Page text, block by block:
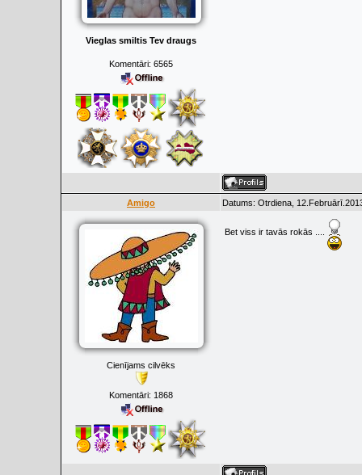
Vieglas smiltis Tev draugs
Komentāri: 6565
Amigo Datums: Otrdiena,
Cienījams cilvēks
Komentāri: 1868
Bet viss ir tavās rokās ....